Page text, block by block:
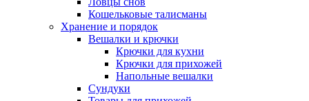
Кошельковые талисманы
Хранение и порядок
Вешалки и крючки
Крючки для кухни
Крючки для прихожей
Напольные вешалки
Сундуки